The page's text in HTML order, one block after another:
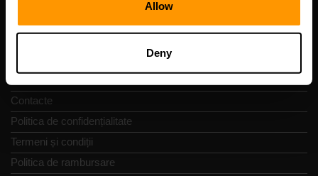
Allow
Deny
Contacte
Politica de confidențialitate
Termeni și condiții
Politica de rambursare